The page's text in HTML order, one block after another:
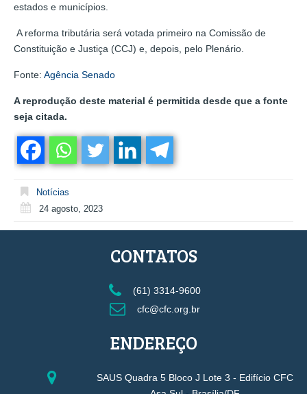
estados e municípios.
A reforma tributária será votada primeiro na Comissão de
Constituição e Justiça (CCJ) e, depois, pelo Plenário.
Fonte: Agência Senado
A reprodução deste material é permitida desde que a fonte
seja citada.
Notícias
24 agosto, 2023
CONTATOS
(61) 3314-9600
cfc@cfc.org.br
ENDEREÇO
SAUS Quadra 5 Bloco J Lote 3 - Edifício CFC